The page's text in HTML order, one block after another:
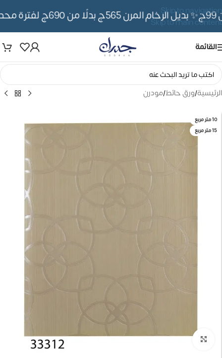
Skip to navigation
Skip to main content
✨ بديل الرخام المرن 565ج بدلًا من 690ج لفترة محدوده
القائمة
الرئيسية/ورق حائط/مودرن
10 متر مربع
15 متر مربع
تكبير الصورة